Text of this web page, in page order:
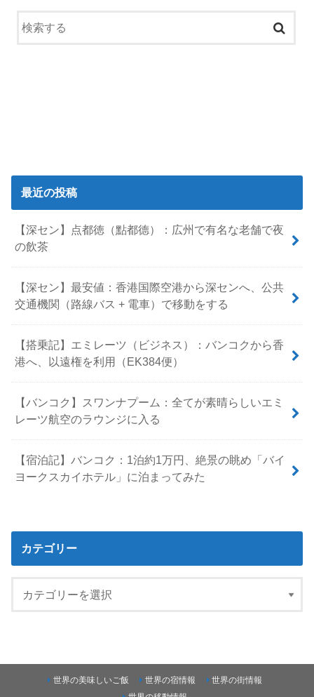
最近の投稿
【深セン】点都徳（點都德）：広州で有名な老舗で夜
の飲茶
【深セン】最安値：香港国際空港から深センへ、公共
交通機関（路線バス + 電車）で移動をする
【搭乗記】エミレーツ（ビジネス）：バンコクから香
港へ、以遠権を利用（EK384便）
【バンコク】スワンナプーム：全てが素晴らしいエミ
レーツ航空のラウンジに入る
【宿泊記】バンコク：1泊約1万円、絶景の眺め「バイ
ヨークスカイホテル」に泊まってみた
カテゴリー
世界の美味しいご飯 世界の宿情報
世界の街情報